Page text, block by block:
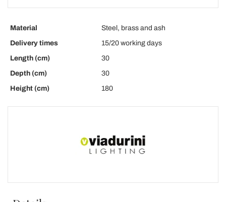
Material
Steel, brass and ash
Delivery times
15/20 working days
Length (cm)
30
Depth (cm)
30
Height (cm)
180